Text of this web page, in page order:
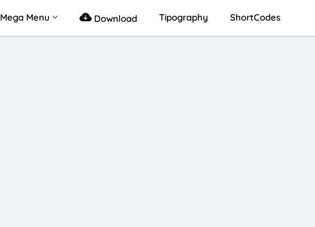
Mega Menu Download Tipography ShortCodes